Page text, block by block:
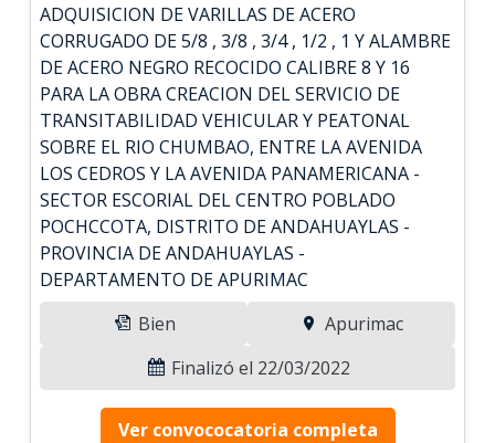
ADQUISICION DE VARILLAS DE ACERO
CORRUGADO DE 5/8 , 3/8 , 3/4 , 1/2 , 1 Y ALAMBRE
DE ACERO NEGRO RECOCIDO CALIBRE 8 Y 16
PARA LA OBRA CREACION DEL SERVICIO DE
TRANSITABILIDAD VEHICULAR Y PEATONAL
SOBRE EL RIO CHUMBAO, ENTRE LA AVENIDA
LOS CEDROS Y LA AVENIDA PANAMERICANA -
SECTOR ESCORIAL DEL CENTRO POBLADO
POCHCCOTA, DISTRITO DE ANDAHUAYLAS -
PROVINCIA DE ANDAHUAYLAS -
DEPARTAMENTO DE APURIMAC
Bien
Apurimac
Finalizó el 22/03/2022
Ver convococatoria completa